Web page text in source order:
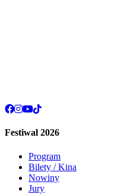
Festiwal 2026
Program
Bilety / Kina
Nowiny
Jury